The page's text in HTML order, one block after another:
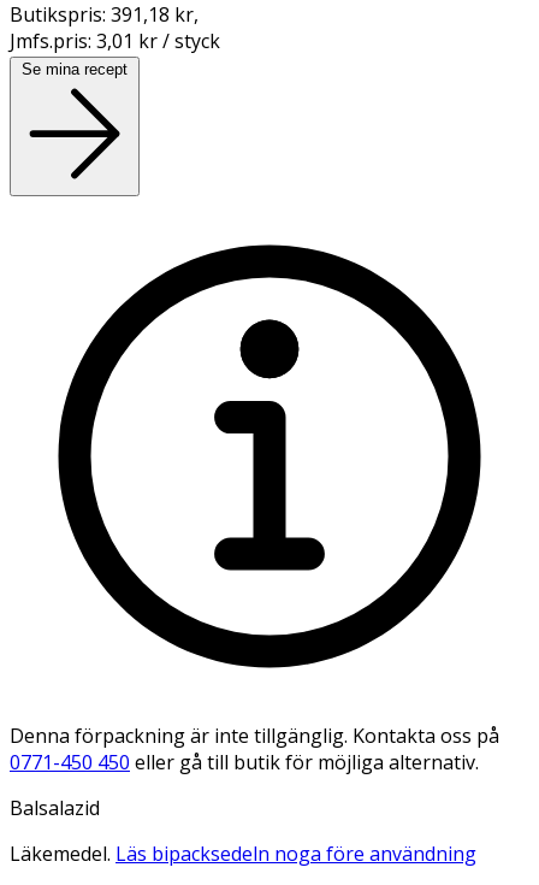
Butikspris: 391,18 kr,
Jmfs.pris: 3,01 kr / styck
Se mina recept
Denna förpackning är inte tillgänglig. Kontakta oss på
0771-450 450 eller gå till butik för möjliga alternativ.
Balsalazid
Läkemedel. Läs bipacksedeln noga före användning